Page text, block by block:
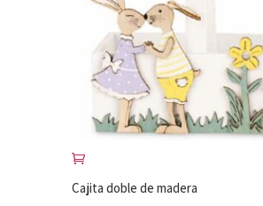
Cajita doble de madera